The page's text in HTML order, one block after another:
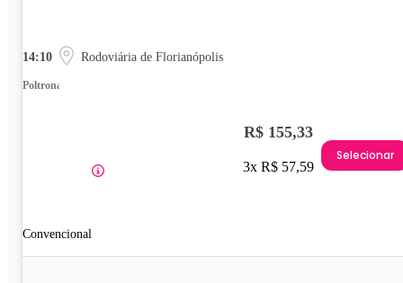
14:10 Rodoviária de Florianópolis
Poltrona
Convencional
R$ 155,33
3x R$ 57,59
Selecionar